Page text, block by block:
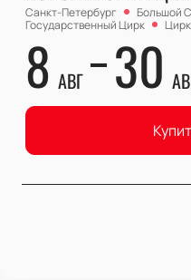
Санкт-Петербург
Большой
Государственный Цирк
8 АВГ 30